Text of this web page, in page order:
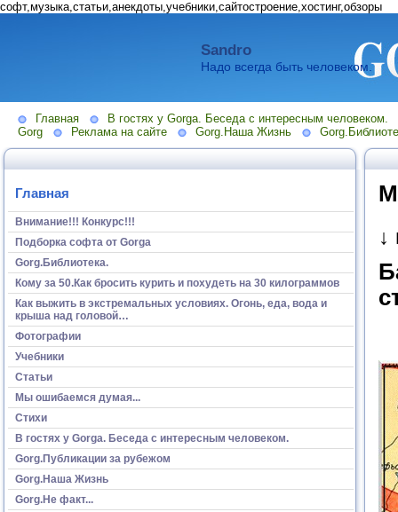
софт,музыка,статьи,анекдоты,учебники,сайтостроение,хостинг,обзоры
Sandro
Надо всегда быть человеком.
Главная
В гостях у Gorga. Беседа с интересным человеком.
Gorg
Реклама на сайте Gorg.Наша Жизнь
Главная
Внимание!!! Конкурс!!!
Подборка софта от Gorga
Gorg.Библиотека.
Кому за 50.Как бросить курить и похудеть на 30 килограммов
Как выжить в экстремальных условиях. Огонь, еда, вода и
крыша над головой…
Фотографии
Учебники
Статьи
Мы ошибаемся думая...
Стихи
В гостях у Gorga. Беседа с интересным человеком.
Gorg.Публикации за рубежом
Gorg.Наша Жизнь
Gorg.Не факт...